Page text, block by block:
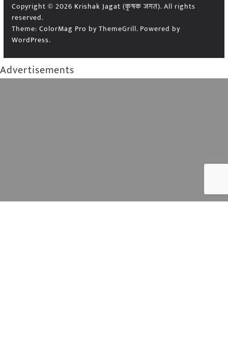
Copyright © 2026 Krishak Jagat (कृषक जगत). All rights
reserved.
Theme: ColorMag Pro by ThemeGrill. Powered by
WordPress.
Advertisements